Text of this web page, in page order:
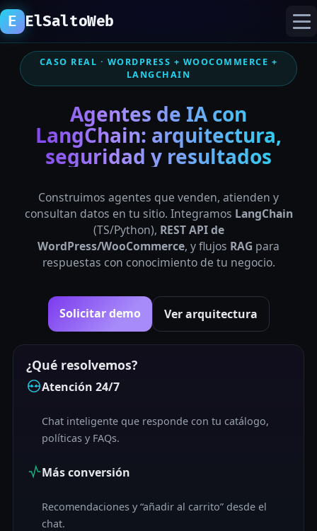
E ElSaltoWeb
inicio
proyectos
recursos
CASO REAL · WORDPRESS + WOOCOMMERCE +
LANGCHAIN
Agentes de IA con
LangChain: arquitectura,
seguridad y resultados
Construimos agentes que venden, atienden y
consultan datos en tu sitio. Integramos LangChain
(TS/Python), REST API de
WordPress/WooCommerce, y flujos RAG para
respuestas con conocimiento de tu negocio.
Solicitar demo Ver arquitectura
¿Qué resolvemos?
Atención 24/7
Chat inteligente que responde con tu catálogo,
políticas y FAQs.
Más conversión
Recomendaciones y “añadir al carrito” desde el
chat.